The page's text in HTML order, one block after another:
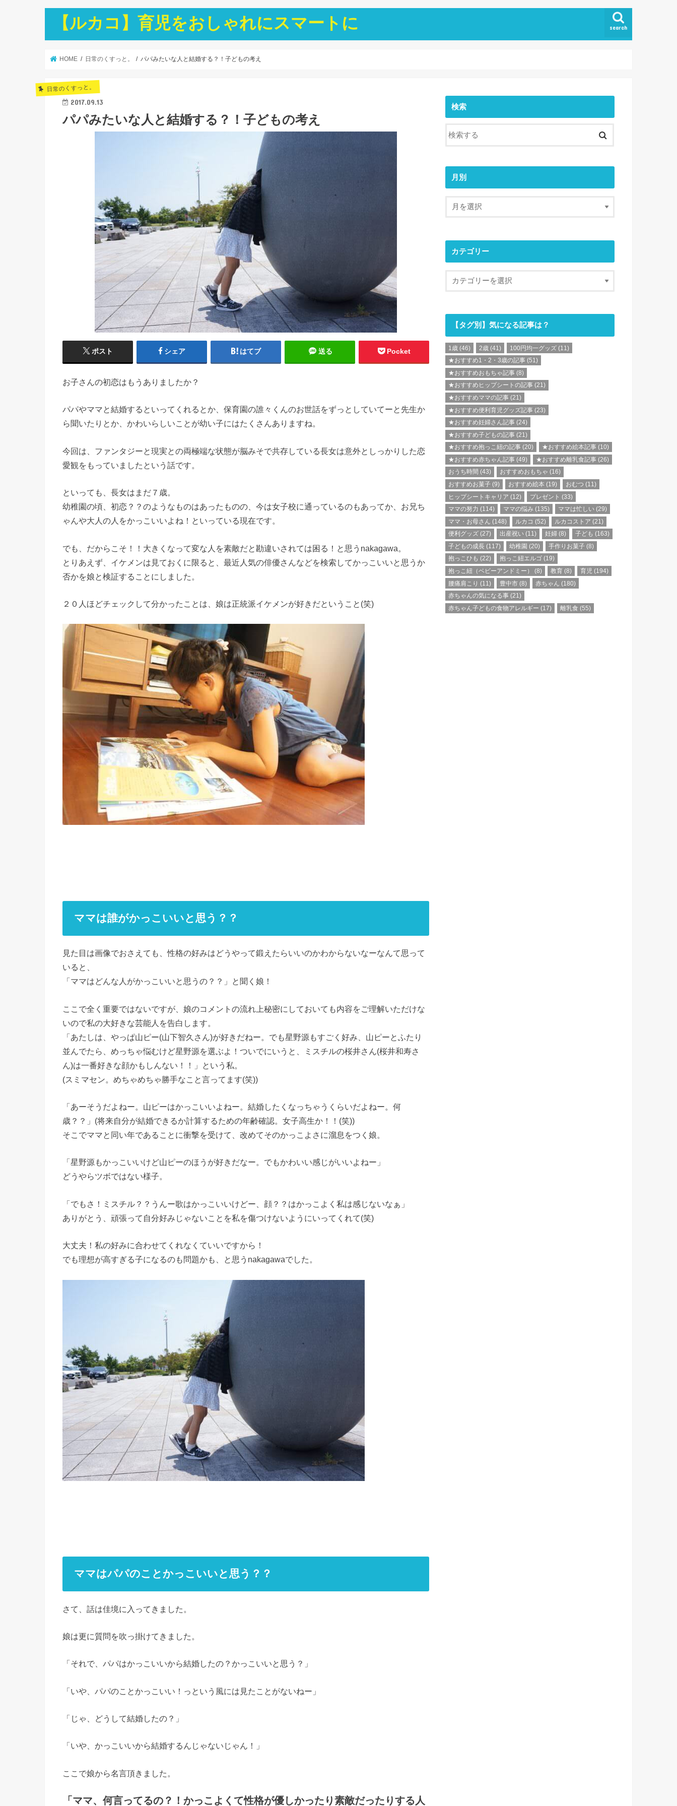
【ルカコ】育児をおしゃれにスマートに search
HOME 日常のくすっと。 パパみたいな人と結婚する？！子どもの考え
日常のくすっと。
2017.09.13
パパみたいな人と結婚する？！子どもの考え
ポスト シェア はてブ 送る Pocket
お子さんの初恋はもうありましたか？
パパやママと結婚するといってくれるとか、保育園の誰々くんのお世話をずっとしていてーと先生か
ら聞いたりとか、かわいらしいことが幼い子にはたくさんありますね。
今回は、ファンタジーと現実との両極端な状態が脳みそで共存している長女は意外としっかりした恋
愛観をもっていましたという話です。
といっても、長女はまだ７歳。
幼稚園の頃、初恋？？のようなものはあったものの、今は女子校に通っているのもあってか、お兄ち
ゃんや大人の人をかっこいいよね！といっている現在です。
でも、だからこそ！！大きくなって変な人を素敵だと勘違いされては困る！と思うnakagawa。
とりあえず、イケメンは見ておくに限ると、最近人気の俳優さんなどを検索してかっこいいと思うか
否かを娘と検証することにしました。
２０人ほどチェックして分かったことは、娘は正統派イケメンが好きだということ(笑)
ママは誰がかっこいいと思う？？
見た目は画像でおさえても、性格の好みはどうやって鍛えたらいいのかわからないなーなんて思って
いると、
「ママはどんな人がかっこいいと思うの？？」と聞く娘！
ここで全く重要ではないですが、娘のコメントの流れ上秘密にしておいても内容をご理解いただけな
いので私の大好きな芸能人を告白します。
「あたしは、やっぱ山ピー(山下智久さん)が好きだねー。でも星野源もすごく好み、山ピーとふたり
並んでたら、めっちゃ悩むけど星野源を選ぶよ！ついでにいうと、ミスチルの桜井さん(桜井和寿さ
ん)は一番好きな顔かもしんない！！」という私。
(スミマセン。めちゃめちゃ勝手なこと言ってます(笑))
「あーそうだよねー。山ピーはかっこいいよねー。結婚したくなっちゃうくらいだよねー。何
歳？？」(将来自分が結婚できるか計算するための年齢確認。女子高生か！！(笑))
そこでママと同い年であることに衝撃を受けて、改めてそのかっこよさに溜息をつく娘。
「星野源もかっこいいけど山ピーのほうが好きだなー。でもかわいい感じがいいよねー」
どうやらツボではない様子。
「でもさ！ミスチル？？うんー歌はかっこいいけどー、顔？？はかっこよく私は感じないなぁ」
ありがとう、頑張って自分好みじゃないことを私を傷つけないようにいってくれて(笑)
大丈夫！私の好みに合わせてくれなくていいですから！
でも理想が高すぎる子になるのも問題かも、と思うnakagawaでした。
ママはパパのことかっこいいと思う？？
さて、話は佳境に入ってきました。
娘は更に質問を吹っ掛けてきました。
「それで、パパはかっこいいから結婚したの？かっこいいと思う？」
「いや、パパのことかっこいい！っという風には見たことがないねー」
「じゃ、どうして結婚したの？」
「いや、かっこいいから結婚するんじゃないじゃん！」
ここで娘から名言頂きました。
「ママ、何言ってるの？！かっこよくて性格が優しかったり素敵だったりする人
検索
月別
カテゴリー
【タグ別】気になる記事は？
1歳 (46) 2歳 (41) 100円均一グッズ (11)
★おすすめ1・2・3歳の記事 (51)
★おすすめおもちゃ記事 (8)
★おすすめヒップシートの記事 (21)
★おすすめママの記事 (21)
★おすすめ便利育児グッズ記事 (23)
★おすすめ妊婦さん記事 (24)
★おすすめ子どもの記事 (21)
★おすすめ抱っこ紐の記事 (20) ★おすすめ絵本記事 (10)
★おすすめ赤ちゃん記事 (49) ★おすすめ離乳食記事 (26)
おうち時間 (43) おすすめおもちゃ (16)
おすすめお菓子 (9) おすすめ絵本 (19) おむつ (11)
ヒップシートキャリア (12) プレゼント (33)
ママの努力 (114) ママの悩み (135) ママは忙しい (29)
ママ・お母さん (148) ルカコ (52) ルカコストア (21)
便利グッズ (27) 出産祝い (11) 妊婦 (8) 子ども (163)
子どもの成長 (117) 幼稚園 (20) 手作りお菓子 (8)
抱っこひも (22) 抱っこ紐エルゴ (19)
抱っこ紐（ベビーアンドミー）
(8) 教育 (8) 育児 (194)
腰痛肩こり (11) 豊中市 (8) 赤ちゃん (180)
赤ちゃんの気になる事 (21)
赤ちゃん子どもの食物アレルギー (17) 離乳食 (55)